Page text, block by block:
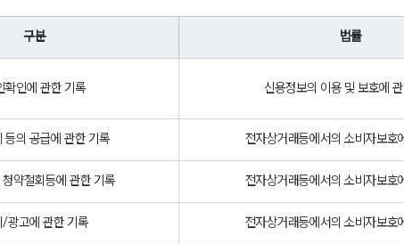
구분 법률
확인에 관한 기록 신용정보의 이용 및 보호에
등의 공급에 관한 기록 전자상거래등에서의 소비자보호
약철회등에 관한 기록 전자상거래등에서의 소비자보호
광고에 관한 기록 전자상거래등에서의 소비자보호